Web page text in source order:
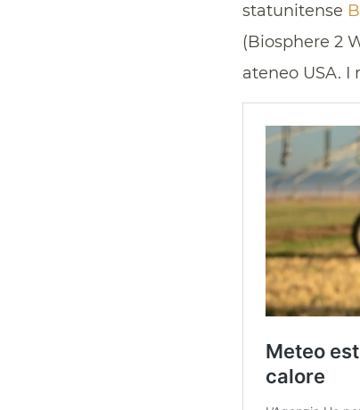
statunitense
(Biosphere 2
ateneo USA.